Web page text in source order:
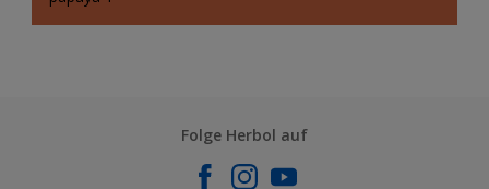
Folge Herbol auf